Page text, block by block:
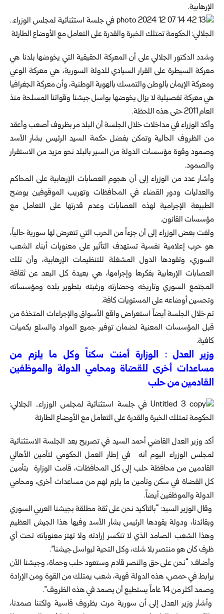
الإرهابية.
وشدد الدكتور الجلالي على أن المعركة الحقيقية التي يخوضها بلدنا هي
معركة السيطرة على القرار السيادي للدولة السورية، هي معركة الوعي
ومعركة الإيمان بالوطن والتمسك بالهوية الوطنية، وأن معركة الجغرافيا
هي معركة تفصيلية لا يزال يخوضها بواسل جيشنا وقواتنا المسلحة منذ
العام 2011 حتى هذه اللحظة.
وأكد الوزراء في مداخلات خلال الجلسة أن البلد مر بظروف أصعب وأعقد
من الظروف الحالية وتمكن بفضل حكمة السيد الرئيس بشار الأسد
وصمود وقوة مؤسسات الدولة من السير بالبلد نحو مزيد من الاستقرار
والصمود.
وأشار عدد من الوزراء إلى أن هجوم العصابات الإرهابية على المحاكم
والعدليات ودور القضاء في المحافظات وتهريب الموقوفين يوضح
الطبيعة الإجرامية لهذه العصابات وعدم قدرتها على التعامل مع
مؤسسات القانون.
ولفت بعض الوزراء إلى أن جزءاً من الحرب التي تتعرض لها سورية حالياً،
هو حرب إعلامية نفسية تستهدف التأثير على معنويات أبناء الشعب
السوري، وتقودها الدول المشغلة للتنظيمات الإرهابية، وأن تلك
العصابات الإرهابية بفكرها وإجرامها، هي بعيدة كل البعد عن ثقافة
المجتمع السوري وتاريخه وحضارته ورغبته بتطوير بلده ومؤسساته
وتحسين أوضاعه على المستويات كافة.
تم خلال الجلسة أيضاً استعراض واقع الأسواق والإجراءات المتخذة من
قبل المؤسسات المعنية لضمان توفير جميع المواد والسلع بكميات
كافية.
وزير العدل : الوزارة أمنت سكناً وكل ما يلزم من
مساعدات أخرى للقضاة ومحامي الدولة والموظفين
القادمين من حلب
أكد وزير العدل القاضي أحمد السيد في تصريح بعد الجلسة الاستثنائية
لمجلس الوزراء اليوم أنه في إطار العمل الحكومي لتأمين الأهالي
القادمين من محافظة حلب إلى كل المحافظات، قامت الوزارة بتأمين
كل القضاة في سكن وتأمين ما يلزم لهم من مساعدات أخرى، ومحامي
الدولة والموظفين أيضاً.
وقال الوزير السيد: “بالتأكيد نحن على ثقة مطلقة بجيشنا العربي السوري
وبقائدنا، ودولة يقودها الرئيس بشار الأسد وفيها هذا الجيش العظيم
وهذا الشعب الصامد الذي لا تنكسر إرادته ولا تهتز معنوياته تحت أي
ظرف كان هو منتصر بلا شك، وكل التحية لبواسل جيشنا”.
وأضاف: “نحن على حق والنصر قادم وستعود حلب وحماة، وجيشنا الآن
يرابط في حمص، هذه الدولة قوية، شعب يمتلك من القوة ومن الإرادة
وصمد أكثر من 14 عاماً يستطيع أن يصمد في هذه الظروف”.
وأشار وزير العدل إلى أن سورية مرت بظروف قاسية ولكننا صمدنا،